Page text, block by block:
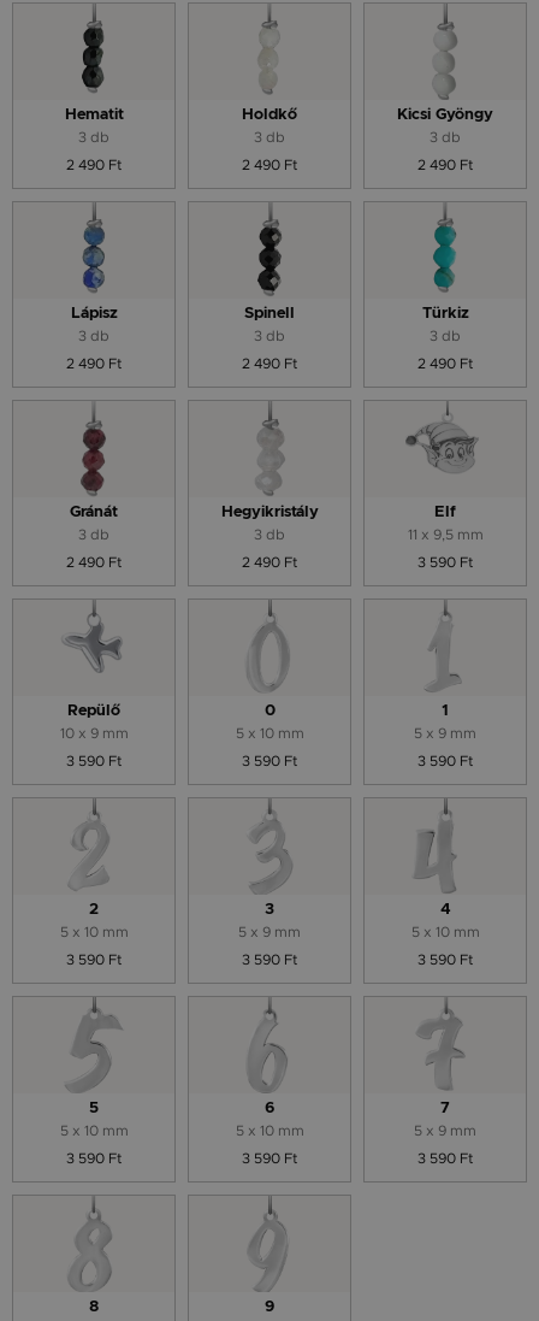
Hematit
3 db
2 490 Ft
Holdkő
3 db
2 490 Ft
Kicsi Gyöngy
3 db
2 490 Ft
Lápisz
3 db
2 490 Ft
Spinell
3 db
2 490 Ft
Türkiz
3 db
2 490 Ft
Gránát
3 db
2 490 Ft
Hegyikristály
3 db
2 490 Ft
Elf
11 x 9,5 mm
3 590 Ft
Repülő
10 x 9 mm
3 590 Ft
0
5 x 10 mm
3 590 Ft
1
5 x 9 mm
3 590 Ft
2
5 x 10 mm
3 590 Ft
3
5 x 9 mm
3 590 Ft
4
5 x 10 mm
3 590 Ft
5
5 x 10 mm
3 590 Ft
6
5 x 10 mm
3 590 Ft
7
5 x 9 mm
3 590 Ft
8 9